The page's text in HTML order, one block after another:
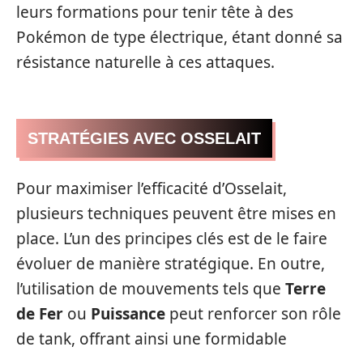
leurs formations pour tenir tête à des
Pokémon de type électrique, étant donné sa
résistance naturelle à ces attaques.
STRATÉGIES AVEC OSSELAIT
Pour maximiser l’efficacité d’Osselait,
plusieurs techniques peuvent être mises en
place. L’un des principes clés est de le faire
évoluer de manière stratégique. En outre,
l’utilisation de mouvements tels que Terre
de Fer ou Puissance peut renforcer son rôle
de tank, offrant ainsi une formidable